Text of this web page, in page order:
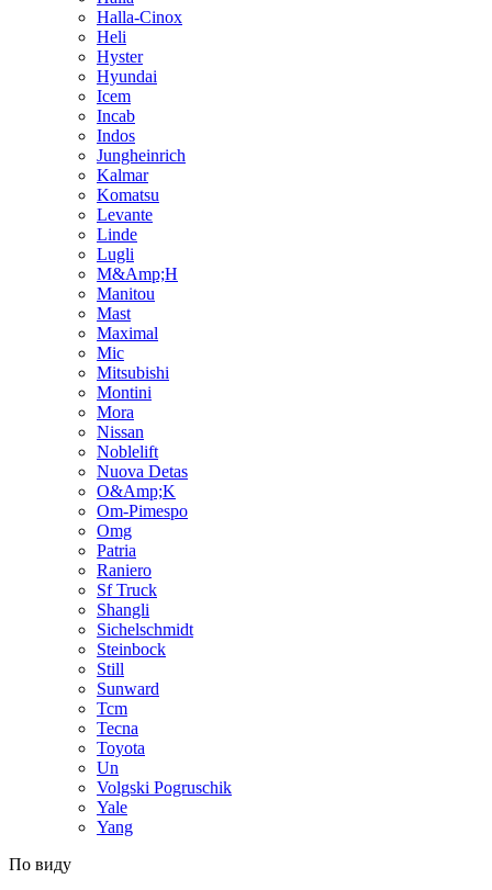
Halla-Cinox
Heli
Hyster
Hyundai
Icem
Incab
Indos
Jungheinrich
Kalmar
Komatsu
Levante
Linde
Lugli
M&Amp;H
Manitou
Mast
Maximal
Mic
Mitsubishi
Montini
Mora
Nissan
Noblelift
Nuova Detas
O&Amp;K
Om-Pimespo
Omg
Patria
Raniero
Sf Truck
Shangli
Sichelschmidt
Steinbock
Still
Sunward
Tcm
Tecna
Toyota
Un
Volgski Pogruschik
Yale
Yang
По виду